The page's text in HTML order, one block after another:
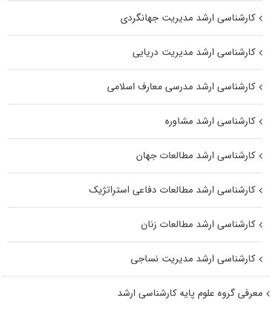
کارشناسی ارشد مدیریت جهانگردی
کارشناسی ارشد مدیریت دریایی
کارشناسی ارشد مدرسی معارف اسلامی
کارشناسی ارشد مشاوره
کارشناسی ارشد مطالعات جهان
کارشناسی ارشد مطالعات دفاعی استراتژیک
کارشناسی ارشد مطالعات زنان
کارشناسی ارشد مدیریت نساجی
معرفی گروه علوم پایه کارشناسی ارشد